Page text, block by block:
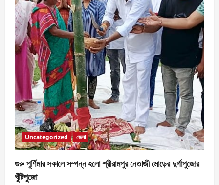
Uncategorized জেলা
গুরু পূর্ণিমার সকালে সম্পন্ন হলো শ্রীরামপুর নেতাজী মোড়ের দুর্গাপুজোর
খুঁটিপুজো